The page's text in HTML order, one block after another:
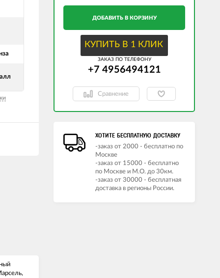
ДОБАВИТЬ В КОРЗИНУ
КУПИТЬ В 1 КЛИК
ЗАКАЗ ПО ТЕЛЕФОНУ
+7 4956494121
Сравнение
ХОТИТЕ БЕСПЛАТНУЮ ДОСТАВКУ
-заказ от 2000 - бесплатно по
Москве
-заказ от 15000 - бесплатно
по Москве и М.О. до 30км.
-заказ от 30000 - бесплатная
доставка в регионы России.